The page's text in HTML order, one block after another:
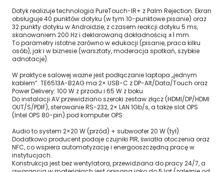
Dotyk realizuje technologia PureTouch-IR+ z Palm Rejection. Ekran
obsługuje 40 punktów dotyku (w tym 10-punktowe pisanie) oraz
32 punkty dotyku w Androidzie, z czasem reakcji dotyku 5 ms,
skanowaniem 200 Hz i deklarowaną dokładnością ±1 mm.
To parametry istotne zarówno w edukacji (pisanie, praca kilku
osób), jak i w biznesie (warsztaty, moderacja spotkań, szybkie
adnotacje).
W praktyce salowej ważne jest podłączanie laptopa „jednym
kablem”. TE6513A-B2AG ma 2× USB-C z DP-Alt/Data/Touch oraz
Power Delivery: 100 W z przodu i 65 W z boku.
Do instalacji AV przewidziano szeroki zestaw złącz (HDMI/DP/HDMI
OUT/S/PDIF), sterowanie RS-232, 2× LAN 1Gb/s, a także slot OPS
(Intel OPS 80-pin) pod komputer OPS.
Audio to system 2×20 W (przód) + subwoofer 20 W (tył).
Dodatkowo producent podaje czujniki PIR, światła otoczenia oraz
NFC, co wspiera automatyzację i energooszczędną pracę w
instytucjach.
Konstrukcja jest bez wentylatora, przewidziana do pracy 24/7, a